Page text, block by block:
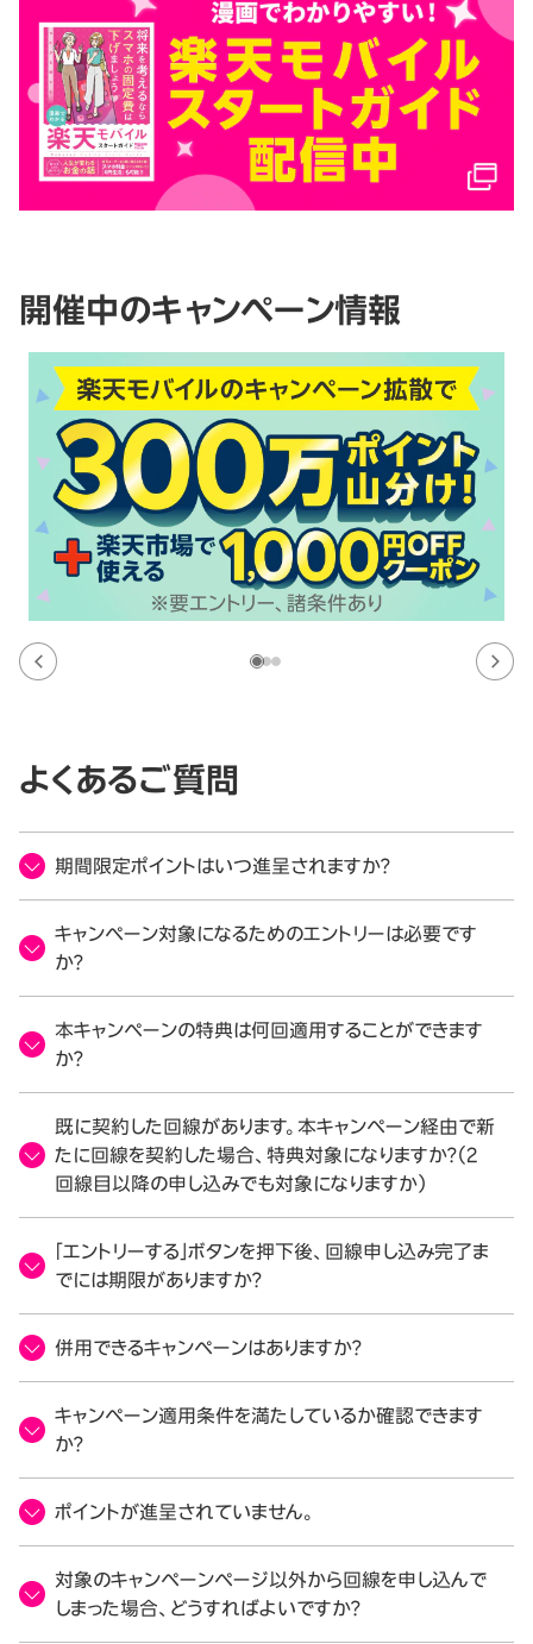
開催中のキャンペーン情報
よくあるご質問
期間限定ポイントはいつ進呈されますか？
キャンペーン対象になるためのエントリーは必要です
か？
本キャンペーンの特典は何回適用することができます
か？
既に契約した回線があります。本キャンペーン経由で新
たに回線を契約した場合、特典対象になりますか？（2
回線目以降の申し込みでも対象になりますか）
「エントリーする」ボタンを押下後、回線申し込み完了ま
でには期限がありますか？
併用できるキャンペーンはありますか？
キャンペーン適用条件を満たしているか確認できます
か？
ポイントが進呈されていません。
対象のキャンペーンページ以外から回線を申し込んで
しまった場合、どうすればよいですか？